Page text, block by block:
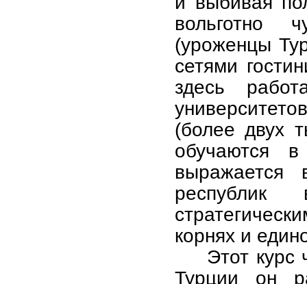
вольготно
(уроженцы
сетями
здесь
(более двух
обу­чаются
выражается
корнях и
Этот курс
Турции он